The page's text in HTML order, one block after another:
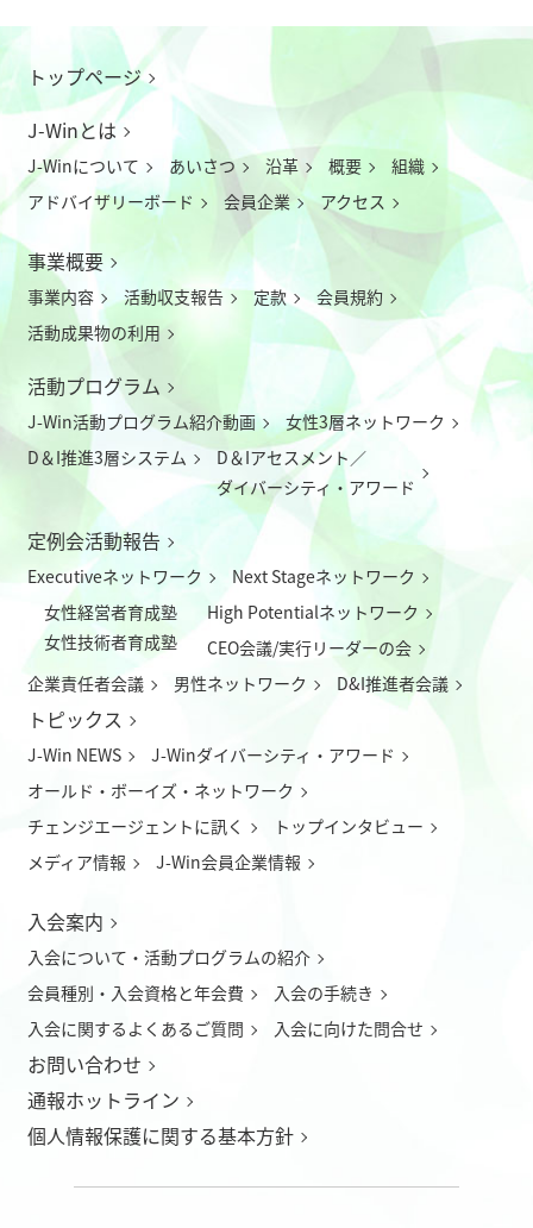
トップページ
J-Winとは
J-Winについて あいさつ 沿革 概要
組織
アドバイザリーボード
会員企業 アクセス
事業概要
事業内容 活動収支報告 定款
会員規約
活動成果物の利用
活動プログラム
J-Win活動プログラム紹介動画
女性3層ネットワーク
D＆I推進3層システム
D＆Iアセスメント／
ダイバーシティ・アワード
定例会活動報告
Executiveネットワーク
Next Stageネットワーク
女性経営者育成塾
女性技術者育成塾
High Potentialネットワーク
CEO会議/実行リーダーの会
企業責任者会議
男性ネットワーク D&I推進者会議
トピックス
J-Win NEWS
J-Winダイバーシティ・アワード
オールド・ボーイズ・ネットワーク
チェンジエージェントに訊く
トップインタビュー
メディア情報
J-Win会員企業情報
入会案内
入会について ・ 活動プログラムの紹介
会員種別・入会資格と年会費
入会の手続き
入会に関するよくあるご質問
入会に向けた問合せ
お問い合わせ
通報ホットライン
個人情報保護に関する基本方針